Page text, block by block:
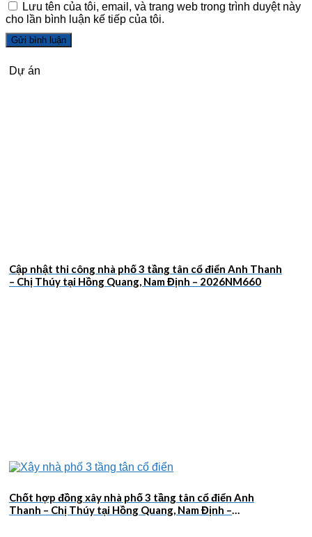
Lưu tên của tôi, email, và trang web trong trình duyệt này
cho lần bình luận kế tiếp của tôi.
Dự án
Cập nhật thi công nhà phố 3 tầng tân cổ điển Anh Thanh
– Chị Thúy tại Hồng Quang, Nam Định – 2026NM660
Chốt hợp đồng xây nhà phố 3 tầng tân cổ điển Anh
Thanh – Chị Thúy tại Hồng Quang, Nam Định –